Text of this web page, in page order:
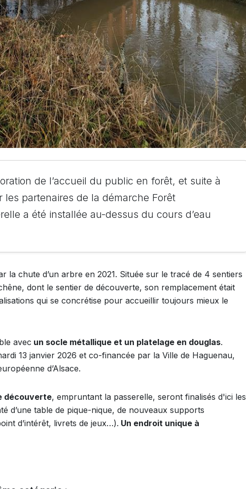
de l’accueil du public en forêt, et suite à
partenaires de la démarche Forêt
a été installée au-dessus du cours d’eau
la chute d’un arbre en 2021. Située sur le tracé de 4 sentiers
dont le sentier de découverte, son remplacement était
qui se concrétise pour accueillir toujours mieux le
avec un socle métallique et un platelage en douglas.
13 janvier 2026 et co-financée par la Ville de Haguenau,
d’Alsace.
découverte, empruntant la passerelle, seront finalisés d'ici les
d’une table de pique-nique, de nouveaux supports
d’intérêt, livrets de jeux…). Un endroit unique à